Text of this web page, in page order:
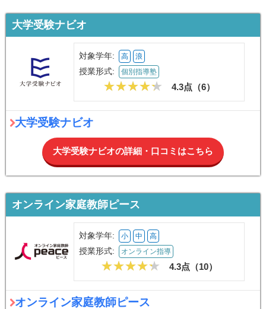
大学受験ナビオ
対象学年: 高 浪
授業形式: 個別指導塾
4.3点（6）
大学受験ナビオ
大学受験ナビオの詳細・口コミはこちら
オンライン家庭教師ピース
対象学年: 小 中 高
授業形式: オンライン指導
4.3点（10）
オンライン家庭教師ピース